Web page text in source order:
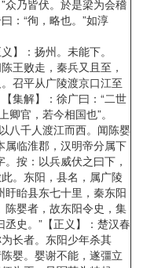
众乃皆伏。於是梁为会稽
：“徇，略也。”如淳
：扬州。未能下。
王败走，秦兵又且至，
召平从广陵渡京口江至
集解】：徐广曰：“二世
卿官，若今相国也”。
八千人渡江而西。闻陈婴
属临淮郡，汉明帝分属下
按：以兵威伏之曰下，
。东阳，县名，属广陵
盱眙县东七十里，秦东阳
陈婴者，故东阳令史，集
史。”【正义】：楚汉春
长者。东阳少年杀其
婴。婴谢不能，遂彊立